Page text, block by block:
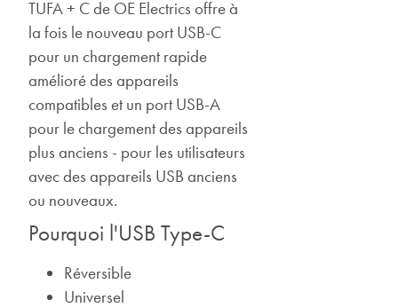
TUFA + C de OE Electrics offre à
la fois le nouveau port USB-C
pour un chargement rapide
amélioré des appareils
compatibles et un port USB-A
pour le chargement des appareils
plus anciens - pour les utilisateurs
avec des appareils USB anciens
ou nouveaux.
Pourquoi l'USB Type-C
Réversible
Universel